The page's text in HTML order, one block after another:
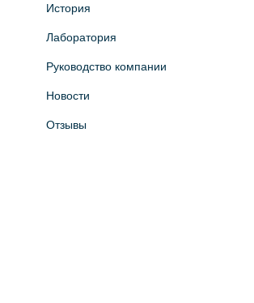
История
Лаборатория
Руководство компании
Новости
Отзывы